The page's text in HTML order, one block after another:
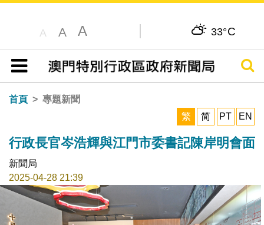
A A A 33°C
目錄
搜尋
首頁
專題新聞
繁
简 PT EN
行政長官岑浩輝與江門市委書記陳岸明會面
新聞局
2025-04-28 21:39